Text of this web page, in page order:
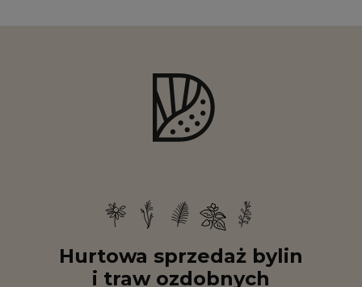
Hurtowa sprzedaż bylin
i traw ozdobnych